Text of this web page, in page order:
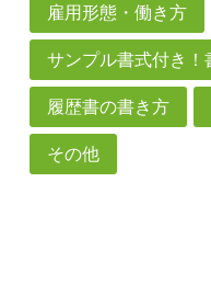
雇用形態・働き方
サンプル書式付き！
履歴書の書き方
その他